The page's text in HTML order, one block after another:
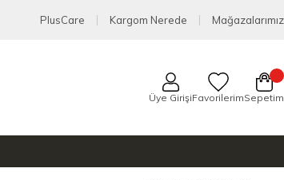
PlusCare Kargom Nerede Mağazalarımız
Üye GirişiFavorilerimSepetim